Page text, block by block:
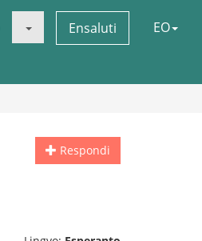
Ensaluti EO
Respondi